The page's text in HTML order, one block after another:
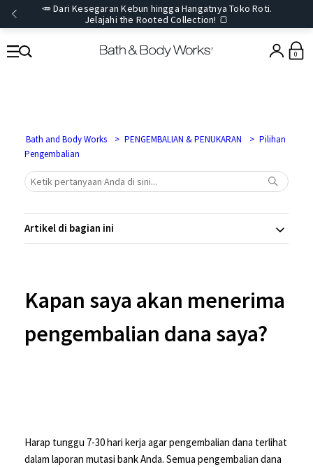
🥕 Dari Kesegaran Kebun hingga Hangatnya Toko Roti.
Jelajahi the Rooted Collection! 🍞
0
Bath and Body Works PENGEMBALIAN & PENUKARAN
Pilihan
Pengembalian
Artikel di bagian ini
Kapan saya akan menerima
pengembalian dana saya?
Harap tunggu 7-30 hari kerja agar pengembalian dana terlihat
dalam laporan mutasi bank Anda. Semua pengembalian dana